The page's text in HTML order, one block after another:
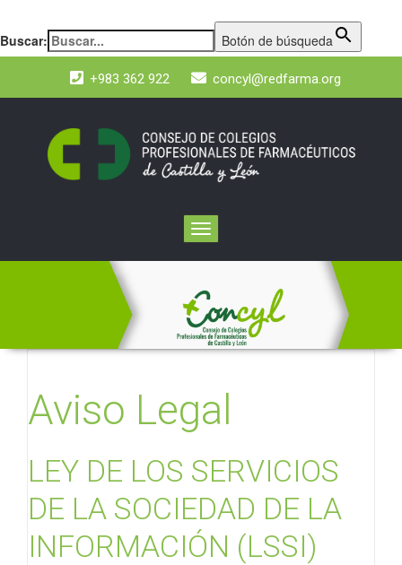
Buscar: Botón de búsqueda
+983 362 922 concyl@redfarma.org
Toggle
navigation
Aviso Legal
LEY DE LOS SERVICIOS
DE LA SOCIEDAD DE LA
INFORMACIÓN (LSSI)